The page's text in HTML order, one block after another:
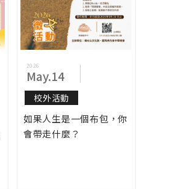
2026
May.14
校外活動
如果人生是一個布包，你
會帶走什麼？